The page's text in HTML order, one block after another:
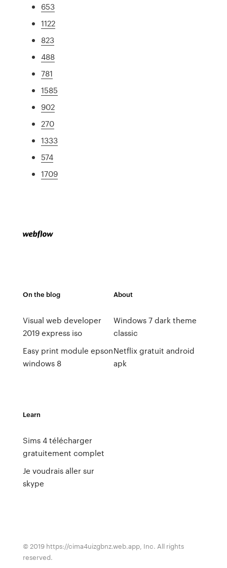
653
1122
823
488
781
1585
902
270
1333
574
1709
On the blog
Visual web developer
2019 express iso
Easy print module epson
windows 8
About
Windows 7 dark theme
classic
Netflix gratuit android
apk
Learn
Sims 4 télécharger
gratuitement complet
Je voudrais aller sur
skype
© 2019 https://cima4uizgbnz.web.app, Inc. All rights
reserved.